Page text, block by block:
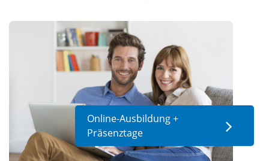
Online-Ausbildung +
Präsenztage